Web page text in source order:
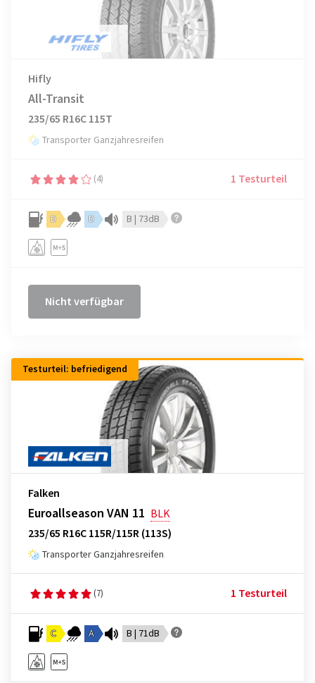
Hifly
All-Transit
235/65 R16C 115T
Transporter Ganzjahresreifen
(4) 1 Testurteil
D D B | 73dB
Nicht verfügbar
Testurteil: befriedigend
Falken
Euroallseason VAN 11 BLK
235/65 R16C 115R/115R (113S)
Transporter Ganzjahresreifen
(7) 1 Testurteil
C A B | 71dB